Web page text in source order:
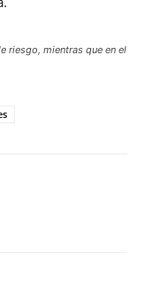
riesgo, mientras que en el